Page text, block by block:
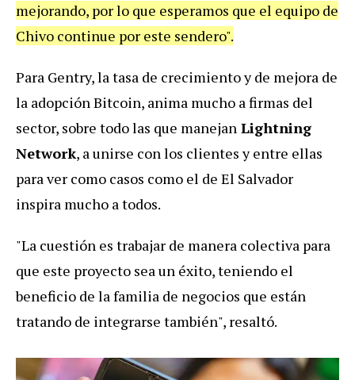
mejorando, por lo que esperamos que el equipo de
Chivo continue por este sendero".
Para Gentry, la tasa de crecimiento y de mejora de
la adopción Bitcoin, anima mucho a firmas del
sector, sobre todo las que manejan Lightning
Network, a unirse con los clientes y entre ellas
para ver como casos como el de El Salvador
inspira mucho a todos.
"La cuestión es trabajar de manera colectiva para
que este proyecto sea un éxito, teniendo el
beneficio de la familia de negocios que están
tratando de integrarse también", resaltó.